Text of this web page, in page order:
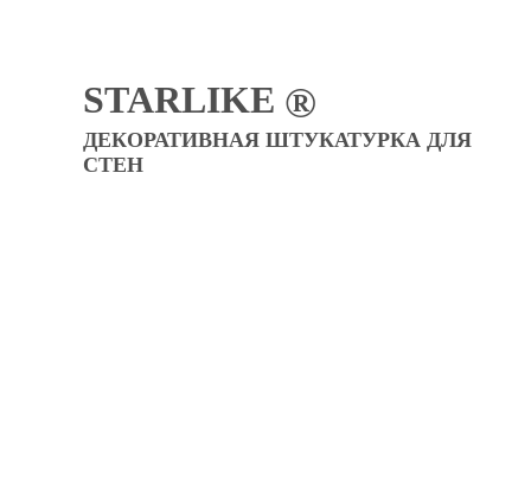
STARLIKE ®
ДЕКОРАТИВНАЯ ШТУКАТУРКА ДЛЯ
СТЕН